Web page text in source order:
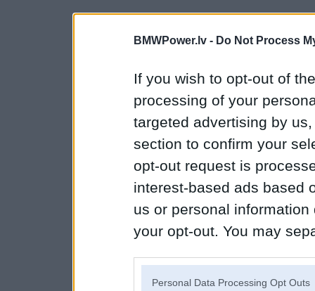
BMWPower.lv - Do Not Process
If you wish to opt-out of
processing of your
targeted advertising by
section to confirm your
opt-out request is
interest-based ads based
us or personal
your opt-out. You may
Personal Data Processing Opt Outs